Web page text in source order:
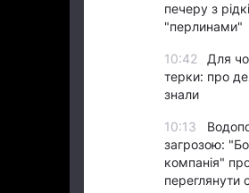
печеру з
"перлинами"
10:42
Для
терки: про
знали
10:13
загрозою:
компанія"
переглянути